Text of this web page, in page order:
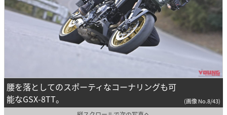
腰を落としてのスポーティなコーナリングも可
能なGSX-8TT。
(画像 No.8/43)